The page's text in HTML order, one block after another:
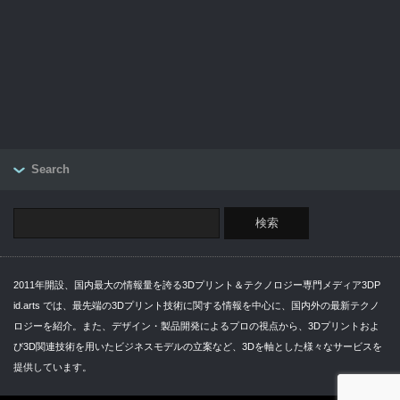
Search
2011年開設、国内最大の情報量を誇る3Dプリント＆テクノロジー専門メディア3DP
id.arts では、最先端の3Dプリント技術に関する情報を中心に、国内外の最新テクノ
ロジーを紹介。また、デザイン・製品開発によるプロの視点から、3Dプリントおよ
び3D関連技術を用いたビジネスモデルの立案など、3Dを軸とした様々なサービスを
提供しています。